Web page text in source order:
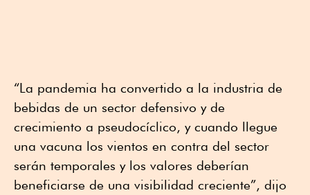
“La pandemia ha convertido a la industria de
bebidas de un sector defensivo y de
crecimiento a pseudocíclico, y cuando llegue
una vacuna los vientos en contra del sector
serán temporales y los valores deberían
beneficiarse de una visibilidad creciente”, dijo